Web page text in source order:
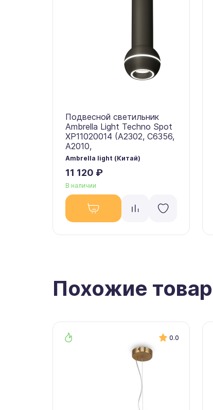
Подвесной светильник
Ambrella Light Techno Spot
XP11020014 (A2302, C6356,
A2010,
Ambrella light (Китай)
11 120 ₽
В наличии
Похожие
0.0